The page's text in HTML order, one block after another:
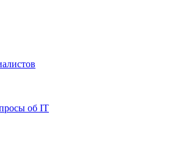
об IT